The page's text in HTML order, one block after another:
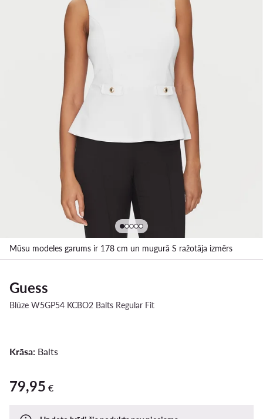
Mūsu modeles garums ir 178 cm un mugurā S ražotāja izmērs
Guess
Blūze W5GP54 KCBO2 Balts Regular Fit
Krāsa: Balts
79,95 €
79,95 €